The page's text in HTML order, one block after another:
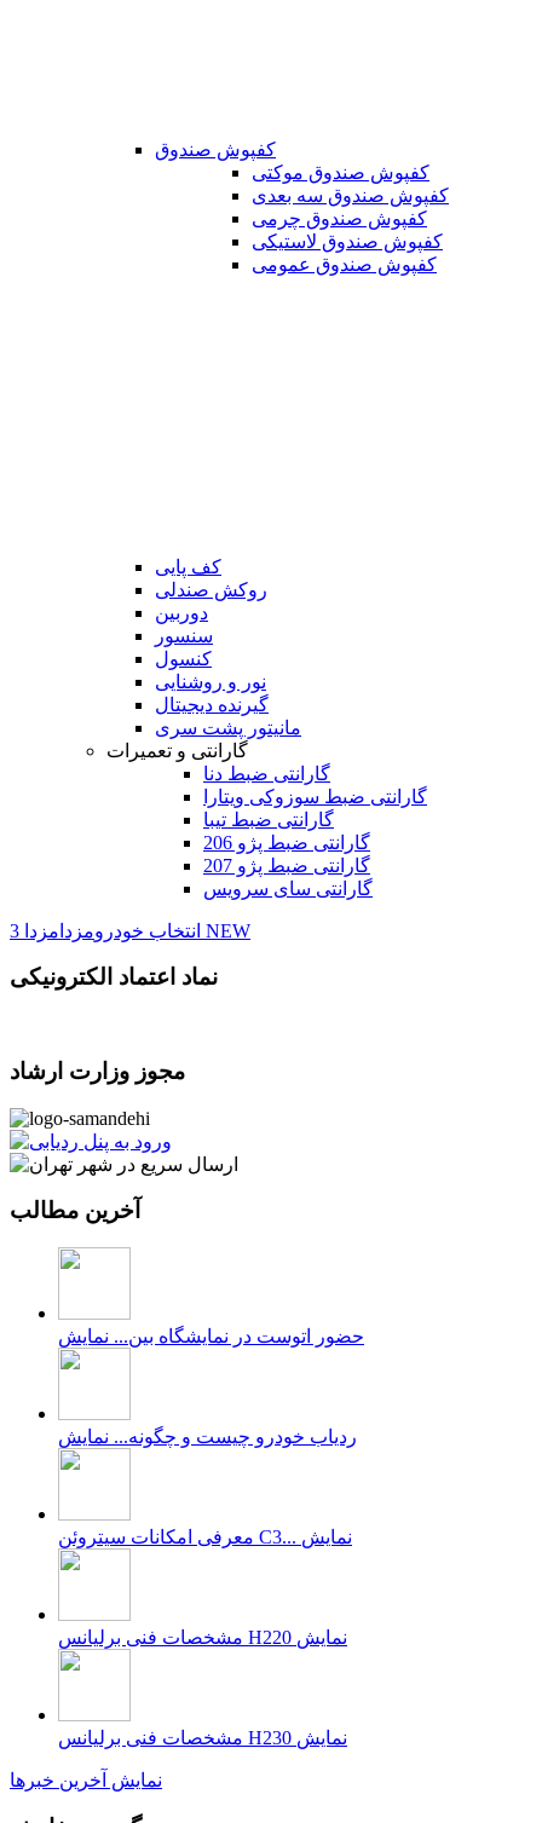
کفپوش صندوق
کفپوش صندوق موکتی
کفپوش صندوق سه بعدی
کفپوش صندوق چرمی
کفپوش صندوق لاستیکی
کفپوش صندوق عمومی
کف پایی
روکش صندلی
دوربین
سنسور
کنسول
نور و روشنایی
گیرنده دیجیتال
مانیتور پشت سری
گارانتی و تعمیرات
گارانتی ضبط دنا
گارانتی ضبط سوزوکی ویتارا
گارانتی ضبط تیبا
گارانتی ضبط پژو 206
گارانتی ضبط پژو 207
گارانتی سای سرویس
انتخاب خودرومزدا مزدا 3 NEW
نماد اعتماد الکترونیکی
مجوز وزارت ارشاد
آخرین مطالب
حضور اتوست در نمایشگاه بین... نمایش
ردیاب خودرو چیست و چگونه... نمایش
معرفی امکانات سیتروئن C3... نمایش
مشخصات فنی برلیانس H220 نمایش
مشخصات فنی برلیانس H230 نمایش
نمایش آخرین خبرها